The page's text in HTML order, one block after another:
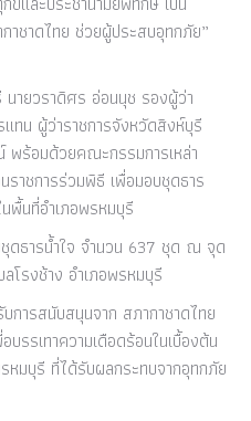
าชาดไทย ช่วยผู้ประสบอุทกภัย”
ายวราดิศร อ่อนนุช รองผู้ว่า
ทน ผู้ว่าราชการจังหวัดสิงห์บุรี
พร้อมด้วยคณะกรรมการเหล่า
าชการร่วมพิธี เพื่อมอบชุดธาร
พื้นที่อำเภอพรหมบุรี
ธารน้ำใจ จำนวน 637 ชุด ณ จุด
โรงช้าง อำเภอพรหมบุรี
การสนับสนุนจาก สภากาชาดไทย
รรเทาความเดือดร้อนในเบื้องต้น
หมบุรี ที่ได้รับผลกระทบจากอุทกภัย